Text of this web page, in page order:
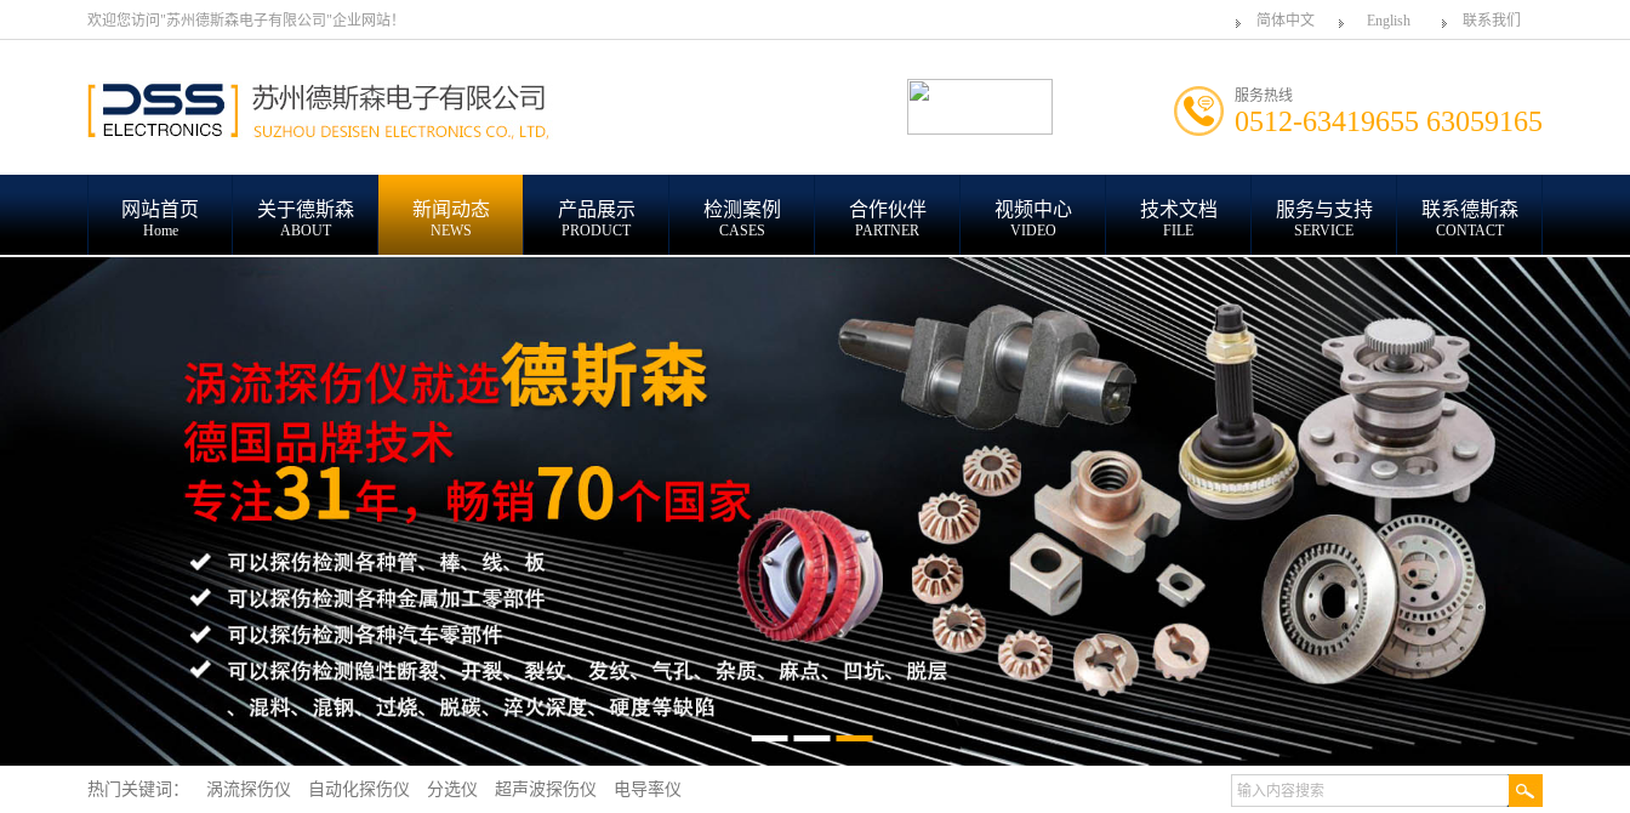
欢迎您访问"苏州德斯森电子有限公司"企业网站！ 简体中文 English 联系我们
服务热线
0512-63419655 63059165
网站首页
Home
关于德斯森
ABOUT
新闻动态
NEWS
产品展示
PRODUCT
检测案例
CASES
合作伙伴
PARTNER
视频中心
VIDEO
技术文档
FILE
服务与支持
SERVICE
联系德斯森
CONTACT
热门关键词： 涡流探伤仪 自动化探伤仪 分选仪 超声波探伤仪 电导率仪